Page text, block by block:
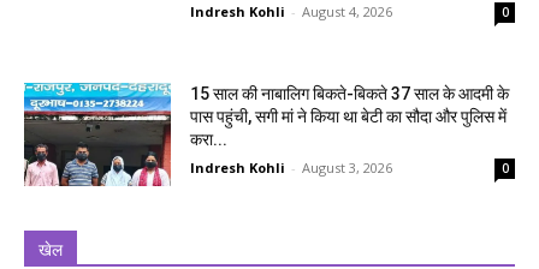
Indresh Kohli - August 4, 2026 0
15 साल की नाबालिग बिकते-बिकते 37 साल के आदमी के
पास पहुंची, सगी मां ने किया था बेटी का सौदा और पुलिस में
करा...
Indresh Kohli - August 3, 2026 0
खेल